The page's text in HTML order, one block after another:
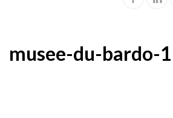
musee-du-bardo-1